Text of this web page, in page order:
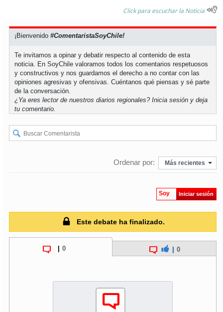
Click para escuchar la Noticia
¡Bienvenido#ComentaristaSoyChile!
Te invitamos a opinar y debatir respecto al contenido de esta
noticia. En SoyChile valoramos todos los comentarios respetuosos
y constructivos y nos guardamos el derecho a no contar con las
opiniones agresivas y ofensivas. Cuéntanos qué piensas y sé parte
de la conversación.
¿Ya eres lector de nuestros diarios regionales?Inicia sesión y deja
tu comentario.
Ordenar por: Más recientes
Soy Iniciar sesión
Este debate ha finalizado.
0 0